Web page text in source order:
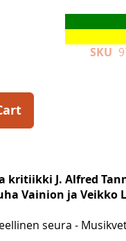
SKU
kritiikki J. Alfred
Vainion ja Veikko
seura -